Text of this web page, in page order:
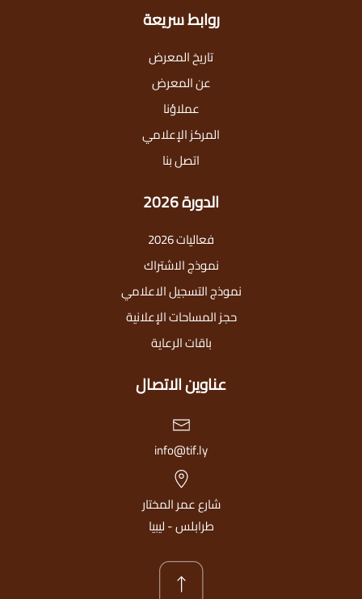
روابط سريعة
تاريخ المعرض
عن المعرض
عملاؤنا
المركز الإعلامي
اتصل بنا
الدورة 2026
فعاليات 2026
نموذج الاشتراك
نموذج التسجيل الاعلامي
حجز المساحات الإعلانية
باقات الرعاية
عناوين الاتصال
info@tif.ly
شارع عمر المختار
طرابلس - ليبيا